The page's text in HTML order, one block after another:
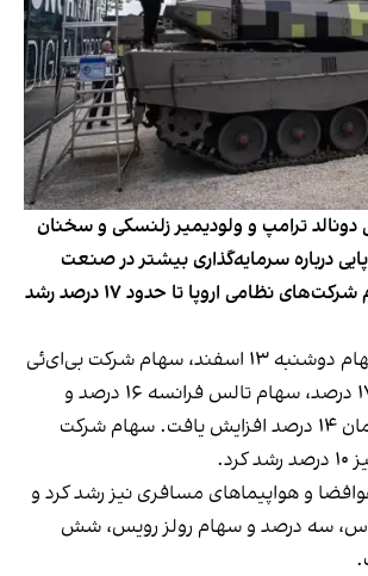
ترامپ و ولودیمیر زلنسکی و سخنان
درباره سرمایه‌گذاری بیشتر در صنعت
نظامی، ارزش سهام شرکت‌های نظامی اروپا تا حدود ۱۷ درصد رشد
در معاملات بازار سهام دوشنبه ۱۳ اسفند، سهام شرکت بی‌ای‌ئی
سیستمز بریتانیا ۱۷ درصد، سهام تالس فرانسه ۱۶ درصد و
سهام راین متال آلمان ۱۴ درصد افزایش یافت. سهام شرکت
و هواپیماهای مسافری نیز رشد کرد و
سه درصد و سهام رولز رویس، شش